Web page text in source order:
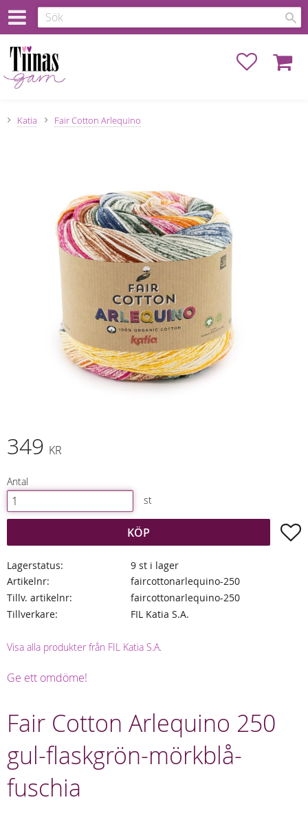
Favoriter
Katia Fair Cotton Arlequino
349 KR
Antal
st
KÖP
Lagerstatus
9 st i lager
Artikelnr
faircottonarlequino-250
Tillv. artikelnr
faircottonarlequino-250
Tillverkare
FIL Katia S.A.
Visa alla produkter från FIL Katia S.A.
Ge ett omdöme!
Fair Cotton Arlequino 250
gul-flaskgrön-mörkblå-
fuschia